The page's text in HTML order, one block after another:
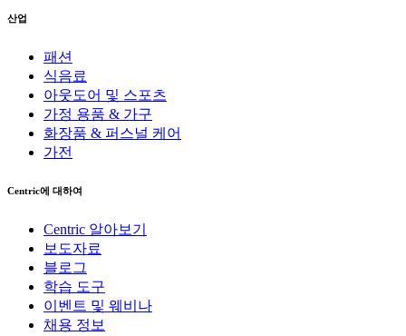
산업
패션
식음료
아웃도어 및 스포츠
가정 용품 & 가구
화장품 & 퍼스널 케어
가전
Centric에 대하여
Centric 알아보기
보도자료
블로그
학습 도구
이벤트 및 웨비나
채용 정보